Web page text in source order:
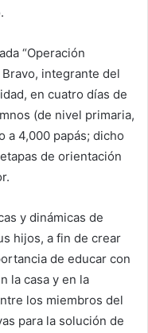
“Operación
integrante del
en cuatro días de
(de nivel primaria,
a 4,000 papás; dicho
de orientación
y dinámicas de
hijos, a fin de crear
de educar con
la casa y en la
los miembros del
para la solución de